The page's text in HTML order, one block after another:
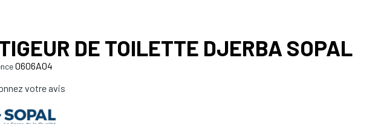
DE TOILETTE DJERBA SOPAL
0606A04
votre avis